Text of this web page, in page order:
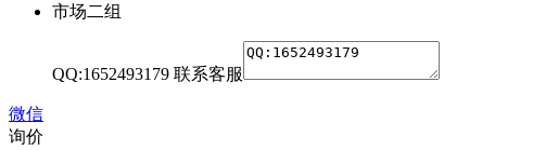
市场二组
QQ:1652493179 联系客服
微信
询价